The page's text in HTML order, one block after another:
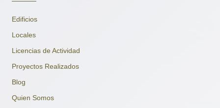
Edificios
Locales
Licencias de Actividad
Proyectos Realizados
Blog
Quien Somos